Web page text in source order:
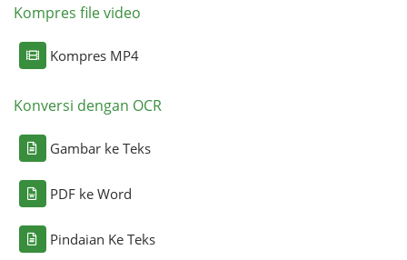
Kompres file video
Kompres MP4
Konversi dengan OCR
Gambar ke Teks
PDF ke Word
Pindaian Ke Teks